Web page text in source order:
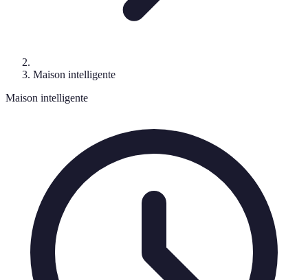
Maison intelligente
Maison intelligente